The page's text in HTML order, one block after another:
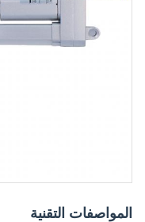
المواصفات التقنية